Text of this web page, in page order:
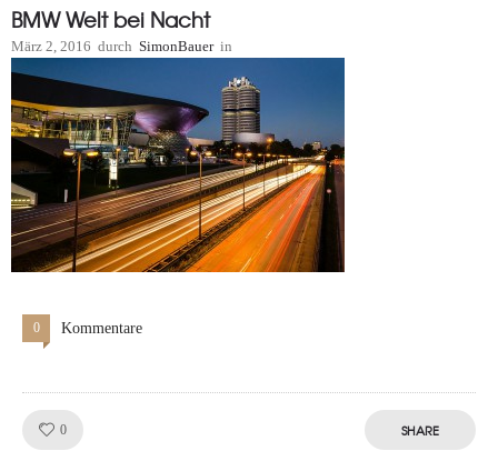
BMW Welt bei Nacht
März 2, 2016 durch SimonBauer in
0 Kommentare
0 SHARE